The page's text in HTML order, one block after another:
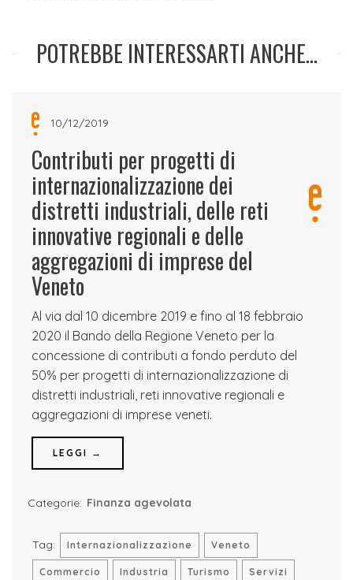
POTREBBE INTERESSARTI ANCHE...
10/12/2019
Contributi per progetti di
internazionalizzazione dei
distretti industriali, delle reti
innovative regionali e delle
aggregazioni di imprese del
Veneto
Al via dal 10 dicembre 2019 e fino al 18 febbraio
2020 il Bando della Regione Veneto per la
concessione di contributi a fondo perduto del
50% per progetti di internazionalizzazione di
distretti industriali, reti innovative regionali e
aggregazioni di imprese veneti.
LEGGI →
Categorie: Finanza agevolata
Tag: Internazionalizzazione Veneto
Commercio Industria Turismo Servizi